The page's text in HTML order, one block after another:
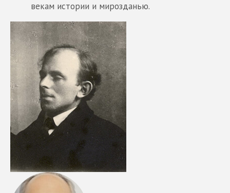
векам истории и мирозданью.